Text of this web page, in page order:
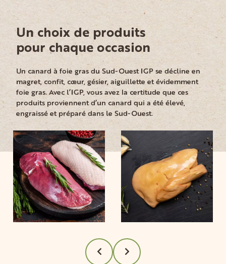
Un choix de produits
pour chaque occasion
Un canard à foie gras du Sud-Ouest IGP se décline en
magret, confit, cœur, gésier, aiguillette et évidemment
foie gras. Avec l’IGP, vous avez la certitude que ces
produits proviennent d’un canard qui a été élevé,
engraissé et préparé dans le Sud-Ouest.